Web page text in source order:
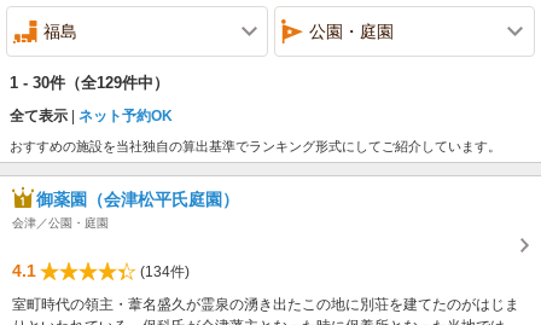
福島 公園・庭園
1 - 30件 （全129件中）
全て表示 ネット予約OK
おすすめの施設を当社独自の算出基準でランキング形式にしてご紹介しています。
御薬園（会津松平氏庭園）
会津／公園・庭園
4.1
(134件)
室町時代の領主・葦名盛久が霊泉の湧き出たこの地に別荘を建てたのがはじま